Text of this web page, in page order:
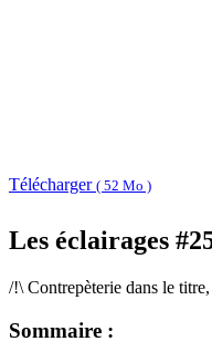
Télécharger ( 52 Mo )
Les éclairages
/!\ Contrepèterie dans le
Sommaire :